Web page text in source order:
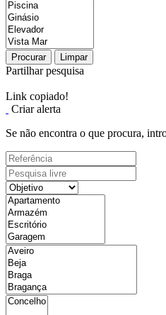
Procurar Limpar
Partilhar pesquisa
Link copiado!
Criar alerta
Se não encontra o que procura,